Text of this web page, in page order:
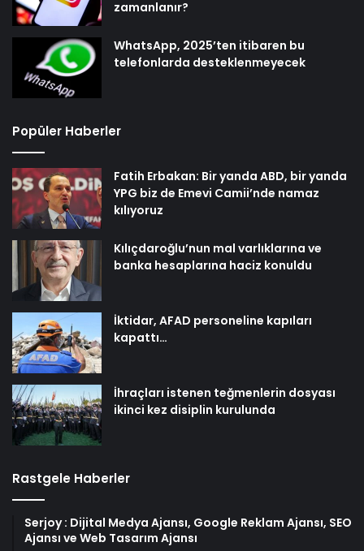
zamanlanır?
WhatsApp, 2025’ten itibaren bu
telefonlarda desteklenmeyecek
Popüler Haberler
Fatih Erbakan: Bir yanda ABD, bir yanda
YPG biz de Emevi Camii’nde namaz
kılıyoruz
Kılıçdaroğlu’nun mal varlıklarına ve
banka hesaplarına haciz konuldu
İktidar, AFAD personeline kapıları
kapattı…
İhraçları istenen teğmenlerin dosyası
ikinci kez disiplin kurulunda
Rastgele Haberler
Serjoy : Dijital Medya Ajansı, Google Reklam Ajansı, SEO
Ajansı ve Web Tasarım Ajansı